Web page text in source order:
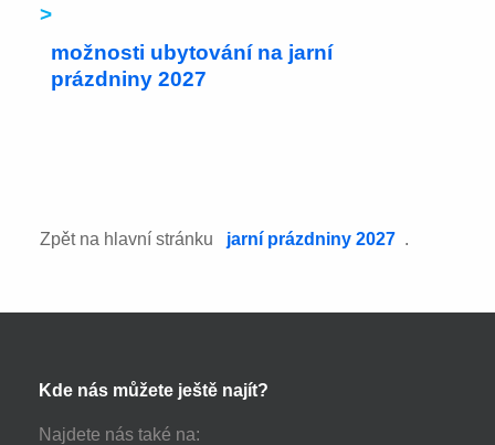
>
možnosti ubytování na jarní
prázdniny 2027
Zpět na hlavní stránku jarní prázdniny 2027 .
Kde nás můžete ještě najít?
Najdete nás také na: